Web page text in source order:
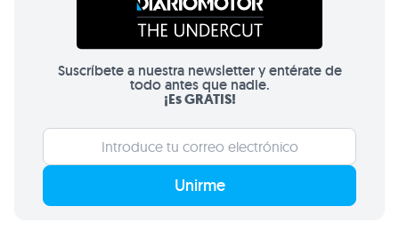
Suscríbete a nuestra newsletter y entérate de
todo antes que nadie.
¡Es GRATIS!
Unirme